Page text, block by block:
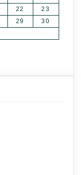
22
23
29
30